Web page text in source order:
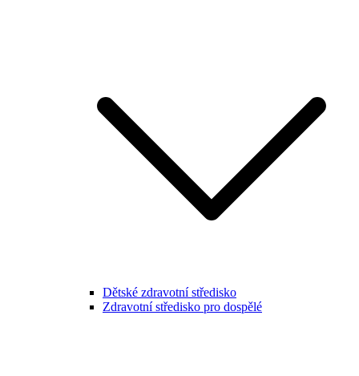
Dětské zdravotní středisko
Zdravotní středisko pro dospělé